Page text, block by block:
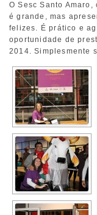
O Sesc Santo
é grande, mas
felizes. É prático e
oportunidade de
2014. Simplesmente